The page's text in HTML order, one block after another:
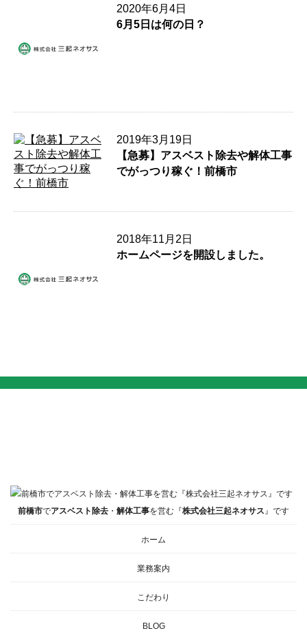
2020年6月4日
6月5日は何の日？
2019年3月19日
【急募】アスベスト除去や解体工事
でがっつり稼ぐ！前橋市
2018年11月2日
ホームページを開設しました。
前橋市でアスベスト除去 ・ 解体工事を営む『株式会社三起ネオサス』です
ホーム
業務案内
こだわり
BLOG